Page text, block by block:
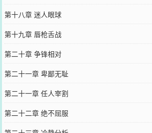
第十八章 迷人眼球
第十九章 唇枪舌战
第二十章 争锋相对
第二十一章 卑鄙无耻
第二十一章 任人宰割
第二十二章 绝不屈服